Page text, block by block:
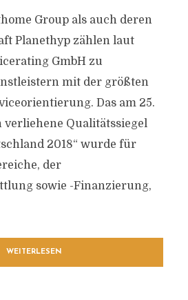
Group als auch deren
Planethyp zählen laut
GmbH zu
mit der größten
Das am 25.
verliehene Qualitätssiegel
2018“ wurde für
der
sowie -Finanzierung,
WEITERLESEN